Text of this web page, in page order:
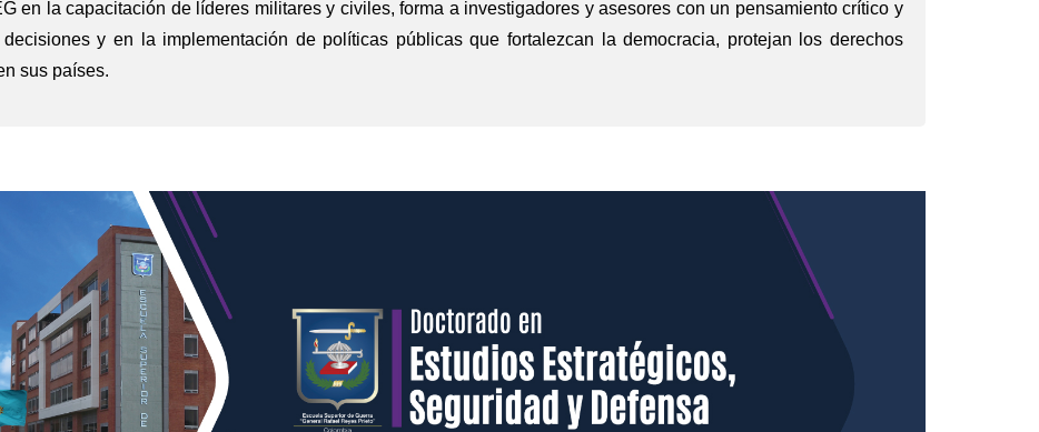
en la capacitación de líderes militares y civiles, forma a investigadores y asesores con un pensamiento crítico y
y en la implementación de políticas públicas que fortalezcan la democracia, protejan los derechos
sus países.